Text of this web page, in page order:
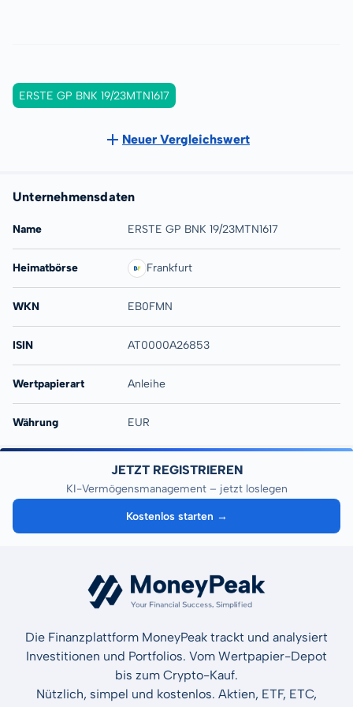
ERSTE GP BNK 19/23MTN1617
Neuer Vergleichswert
Unternehmensdaten
Name ERSTE GP BNK 19/23MTN1617
Heimatbörse Frankfurt
WKN EB0FMN
ISIN AT0000A26853
Wertpapierart Anleihe
Währung EUR
JETZT REGISTRIEREN
KI-Vermögensmanagement – jetzt loslegen
Kostenlos starten →
Die Finanzplattform MoneyPeak trackt und analysiert
Investitionen und Portfolios. Vom Wertpapier-Depot
bis zum Crypto-Kauf.
Nützlich, simpel und kostenlos. Aktien, ETF, ETC,